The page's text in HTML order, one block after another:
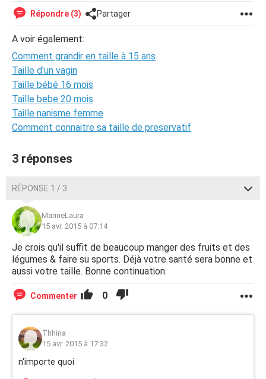
Répondre (3) Partager
A voir également:
Comment grandir en taille à 15 ans
Taille d'un vagin
Taille bébé 16 mois
Taille bebe 20 mois
Taille nanisme femme
Comment connaitre sa taille de preservatif
3 réponses
RÉPONSE 1 / 3
MarineLaura
15 avr. 2015 à 07:14
Je crois qu'il suffit de beaucoup manger des fruits et des
légumes & faire su sports. Déjà votre santé sera bonne et
aussi votre taille. Bonne continuation.
Commenter 0
Thhina
15 avr. 2015 à 17:32
n'importe quoi